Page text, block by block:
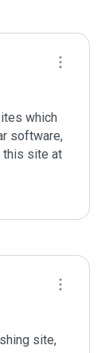
which
software,
this site at
site,